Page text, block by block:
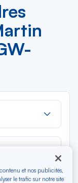
liste
et nos publicités,
le trafic sur notre site